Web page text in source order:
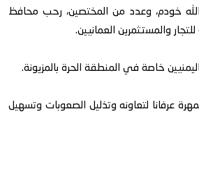
خودم، وعدد من المختصين، رحب محافظ
والمستثمرين العمانيين.
خاصة في المنطقة الحرة بالمزيونة.
عرفانا لتعاونه وتذليل الصعوبات وتسهيل